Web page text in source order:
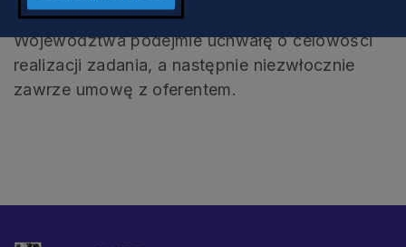
zgodnie z art. 19a ust. 5 ww. ustawy, Zarząd
Województwa podejmie uchwałę o celowości
realizacji zadania, a następnie niezwłocznie
zawrze umowę z oferentem.